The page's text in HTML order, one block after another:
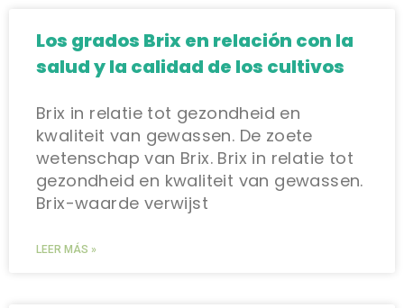
Los grados Brix en relación con la
salud y la calidad de los cultivos
Brix in relatie tot gezondheid en
kwaliteit van gewassen. De zoete
wetenschap van Brix. Brix in relatie tot
gezondheid en kwaliteit van gewassen.
Brix-waarde verwijst
LEER MÁS »